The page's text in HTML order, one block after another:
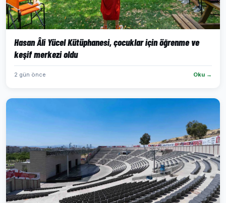
Hasan Âli Yücel Kütüphanesi, çocuklar için öğrenme ve
keşif merkezi oldu
2 gün önce Oku →